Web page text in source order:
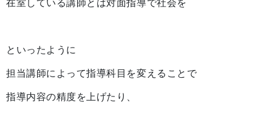
在室している講師とは対面指導で社会を
といったように
担当講師によって指導科目を変えることで
指導内容の精度を上げたり、